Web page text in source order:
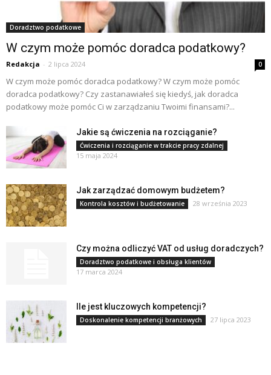
Doradztwo podatkowe
W czym może pomóc doradca podatkowy?
Redakcja - 2 lipca 2024 0
W czym może pomóc doradca podatkowy? W czym może pomóc
doradca podatkowy? Czy zastanawiałeś się kiedyś, jak doradca
podatkowy może pomóc Ci w zarządzaniu Twoimi finansami?...
Jakie są ćwiczenia na rozciąganie?
Ćwiczenia i rozciąganie w trakcie pracy zdalnej
15 maja 2024
Jak zarządzać domowym budżetem?
Kontrola kosztów i budżetowanie 28 września 2023
Czy można odliczyć VAT od usług doradczych?
Doradztwo podatkowe i obsługa klientów
17 marca 2024
Ile jest kluczowych kompetencji?
Doskonalenie kompetencji branżowych 27 lipca 2023